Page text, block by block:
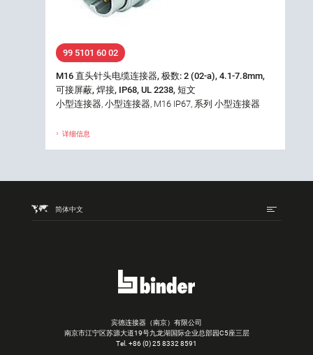
99 5101 60 02
M16 直头针头电缆连接器, 极数: 2 (02-a), 4.1-7.8mm,
可接屏蔽, 焊接, IP68, UL 2238, 短文
小型连接器, 小型连接器, M16 IP67, 系列 小型连接器
详细信息
简体中文
宾德连接器（南京）有限公司
南京市江宁区苏源大道19号九龙湖国际企业总部园C5座三层
Tel. +86 (0) 25 8332 8591